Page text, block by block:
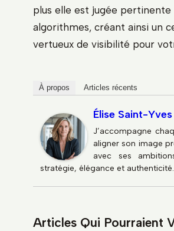
plus elle est jugée pertinente
algorithmes, créant ainsi un
vertueux de visibilité pour
À propos Articles récents
Élise Saint-Yves
J’accompagne
aligner son image
avec ses
stratégie, élégance et authenticité.
Articles Qui Pourraient